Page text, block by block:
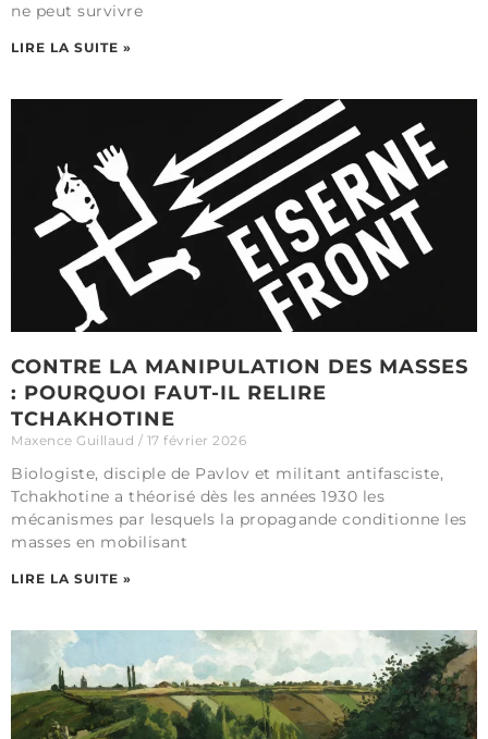
ne peut survivre
LIRE LA SUITE »
CONTRE LA MANIPULATION DES MASSES
: POURQUOI FAUT-IL RELIRE
TCHAKHOTINE
Maxence Guillaud 17 février 2026
Biologiste, disciple de Pavlov et militant antifasciste,
Tchakhotine a théorisé dès les années 1930 les
mécanismes par lesquels la propagande conditionne les
masses en mobilisant
LIRE LA SUITE »